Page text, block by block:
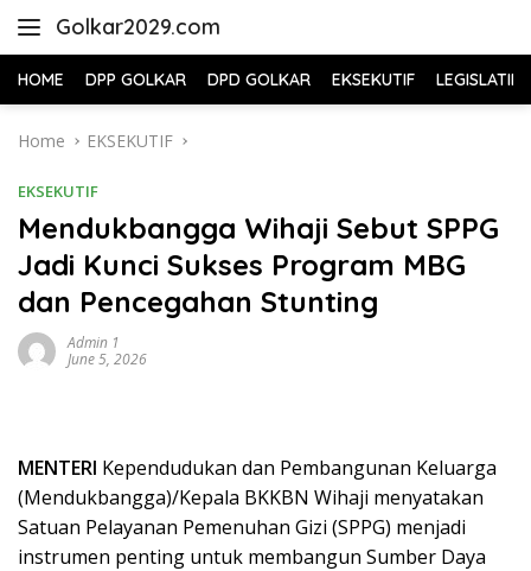
Golkar2029.com
HOME DPP GOLKAR DPD GOLKAR EKSEKUTIF LEGISLATIF
Home EKSEKUTIF
EKSEKUTIF
Mendukbangga Wihaji Sebut SPPG
Jadi Kunci Sukses Program MBG
dan Pencegahan Stunting
Admin 1
June 5, 2026
MENTERI Kependudukan dan Pembangunan Keluarga
(Mendukbangga)/Kepala BKKBN Wihaji menyatakan
Satuan Pelayanan Pemenuhan Gizi (SPPG) menjadi
instrumen penting untuk membangun Sumber Daya